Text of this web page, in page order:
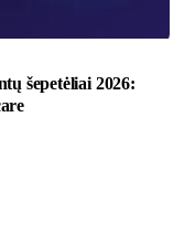
šepetėliai 2026: